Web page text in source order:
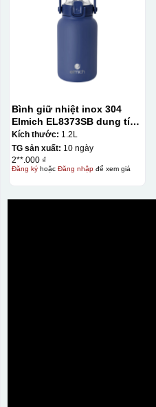
Bình giữ nhiệt inox 304
Elmich EL8373SB dung tích
1.2L
Kích thước: 1.2L
TG sản xuất: 10 ngày
2**.000 ₫
Đăng kýhoặc Đăng nhậpđể xem giá